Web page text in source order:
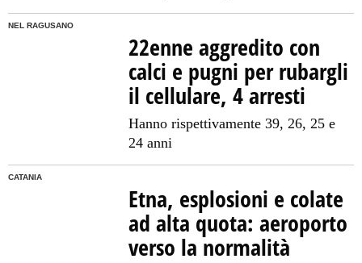
NEL RAGUSANO
22enne aggredito con
calci e pugni per rubargli
il cellulare, 4 arresti
Hanno rispettivamente 39, 26, 25 e
24 anni
CATANIA
Etna, esplosioni e colate
ad alta quota: aeroporto
verso la normalità